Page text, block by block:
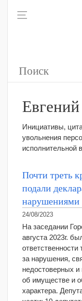
Инициативы,
увольнения
исполнительной
Почти треть
подали
нарушениями
24/08/2023
На заседании
августа 2023г.
ответственности
за нарушения,
недостоверных
об имуществе и
характера.